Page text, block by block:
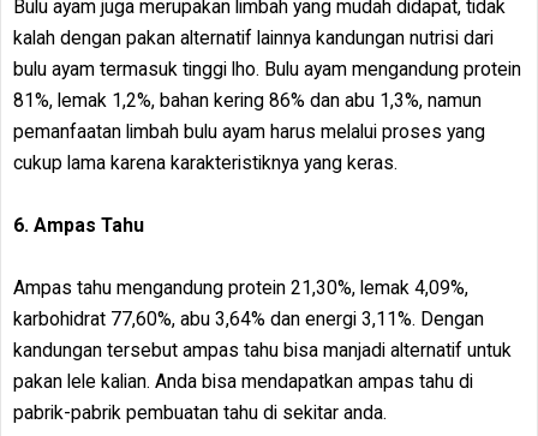
Bulu ayam juga merupakan limbah yang mudah didapat, tidak
kalah dengan pakan alternatif lainnya kandungan nutrisi dari
bulu ayam termasuk tinggi lho. Bulu ayam mengandung protein
81%, lemak 1,2%, bahan kering 86% dan abu 1,3%, namun
pemanfaatan limbah bulu ayam harus melalui proses yang
cukup lama karena karakteristiknya yang keras.
6. Ampas Tahu
Ampas tahu mengandung protein 21,30%, lemak 4,09%,
karbohidrat 77,60%, abu 3,64% dan energi 3,11%. Dengan
kandungan tersebut ampas tahu bisa manjadi alternatif untuk
pakan lele kalian. Anda bisa mendapatkan ampas tahu di
pabrik-pabrik pembuatan tahu di sekitar anda.